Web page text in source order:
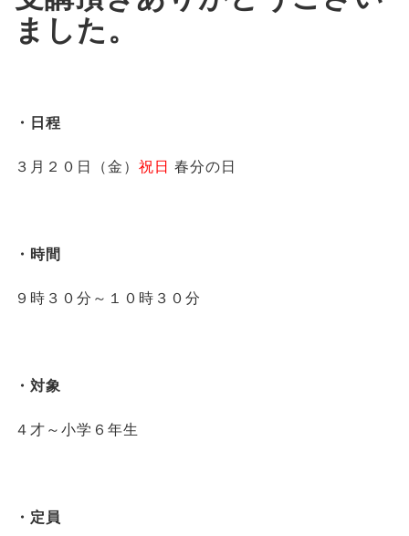
ました。
・日程
３月２０日（金） 祝日 春分の日
・時間
９時３０分～１０時３０分
・対象
４才～小学６年生
・定員